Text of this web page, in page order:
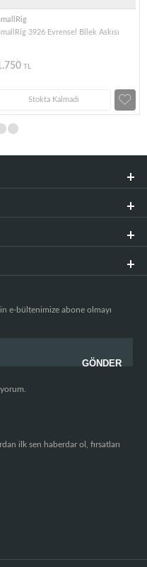
3926 Evrensel Bilek Askısı
TL
Stokta Kalmadı
e-bültenimize abone olmayı
ilk sen haberdar ol, fırsatları